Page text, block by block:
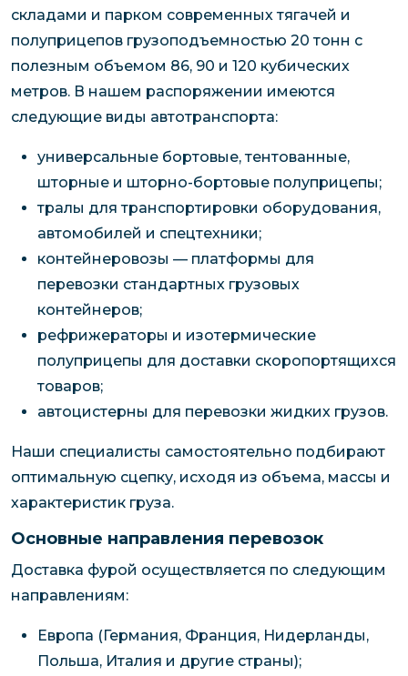
складами и парком современных тягачей и
полуприцепов грузоподъемностью 20 тонн с
полезным объемом 86, 90 и 120 кубических
метров. В нашем распоряжении имеются
следующие виды автотранспорта:
универсальные бортовые, тентованные,
шторные и шторно-бортовые полуприцепы;
тралы для транспортировки оборудования,
автомобилей и спецтехники;
контейнеровозы — платформы для
перевозки стандартных грузовых
контейнеров;
рефрижераторы и изотермические
полуприцепы для доставки скоропортящихся
товаров;
автоцистерны для перевозки жидких грузов.
Наши специалисты самостоятельно подбирают
оптимальную сцепку, исходя из объема, массы и
характеристик груза.
Основные направления перевозок
Доставка фурой осуществляется по следующим
направлениям:
Европа (Германия, Франция, Нидерланды,
Польша, Италия и другие страны);